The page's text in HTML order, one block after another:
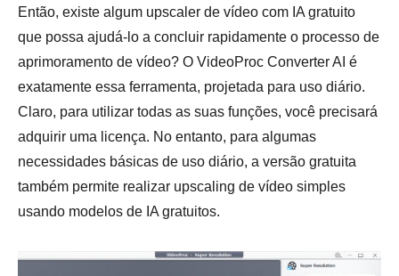
Então, existe algum upscaler de vídeo com IA gratuito
que possa ajudá-lo a concluir rapidamente o processo de
aprimoramento de vídeo? O VideoProc Converter AI é
exatamente essa ferramenta, projetada para uso diário.
Claro, para utilizar todas as suas funções, você precisará
adquirir uma licença. No entanto, para algumas
necessidades básicas de uso diário, a versão gratuita
também permite realizar upscaling de vídeo simples
usando modelos de IA gratuitos.